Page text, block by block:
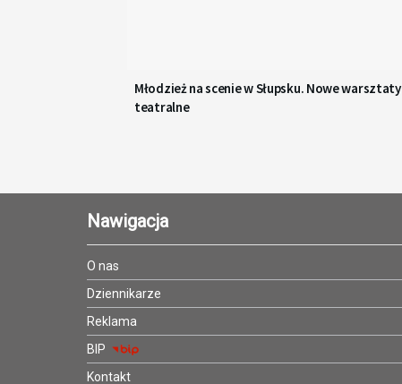
Młodzież na scenie w Słupsku. Nowe warsztaty
teatralne
Nawigacja
O nas
Dziennikarze
Reklama
BIP
Kontakt